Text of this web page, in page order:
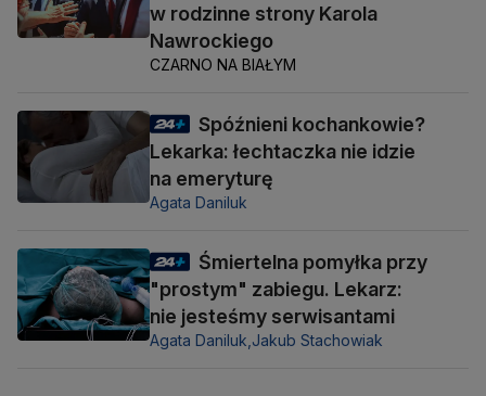
w rodzinne strony Karola
Nawrockiego
CZARNO NA BIAŁYM
Spóźnieni kochankowie?
Lekarka: łechtaczka nie idzie
na emeryturę
Agata Daniluk
Śmiertelna pomyłka przy
"prostym" zabiegu. Lekarz:
nie jesteśmy serwisantami
Agata Daniluk, Jakub Stachowiak